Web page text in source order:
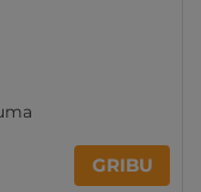
GRIBU